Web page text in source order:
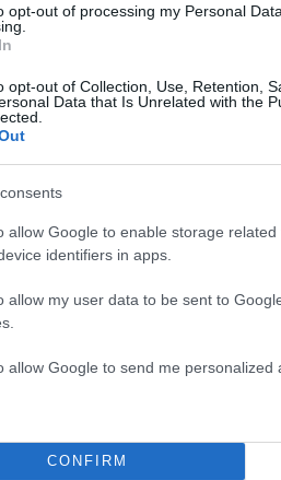
opt-out of processing my Personal
opt-out of Collection, Use, Retention,
Data that Is Unrelated with the
allow Google to enable storage
identifiers in apps.
allow my user data to be sent to
allow Google to send me personalized
CONFIRM